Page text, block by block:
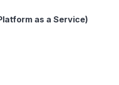
as a Service)